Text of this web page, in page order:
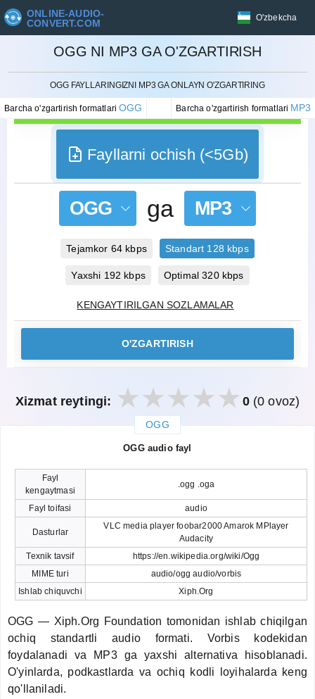
ONLINE-AUDIO-
CONVERT.COM
O'zbekcha
OGG NI MP3 GA O'ZGARTIRISH
OGG FAYLLARINGIZNI MP3 GA ONLAYN O'ZGARTIRING
Barcha o'zgartirish formatlariOGG Barcha o'zgartirish formatlari MP3
BEKOR QILISH
Fayllarni ochish (<5Gb)
OGG ga MP3
Tejamkor 64 kbps Standart 128 kbps
Yaxshi 192 kbps Optimal 320 kbps
KENGAYTIRILGAN SOZLAMALAR
O'ZGARTIRISH
Xizmat reytingi: 0(0 ovoz)
OGG
OGG audio fayl
Fayl
kengaytmasi
.ogg .oga
Fayl toifasi audio
Dasturlar
VLC media player foobar2000 Amarok MPlayer
Audacity
Texnik tavsif
https://en.wikipedia.org/wiki/Ogg
MIME turi
audio/ogg audio/vorbis
Ishlab chiquvchi
Xiph.Org
OGG — Xiph.Org Foundation tomonidan ishlab chiqilgan
ochiq standartli audio formati. Vorbis kodekidan
foydalanadi va MP3 ga yaxshi alternativa hisoblanadi.
O'yinlarda, podkastlarda va ochiq kodli loyihalarda keng
qo'llaniladi.